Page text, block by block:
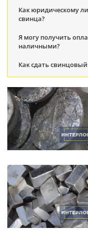
Как юридическому
свинца?
Я могу получить
наличными?
Как сдать